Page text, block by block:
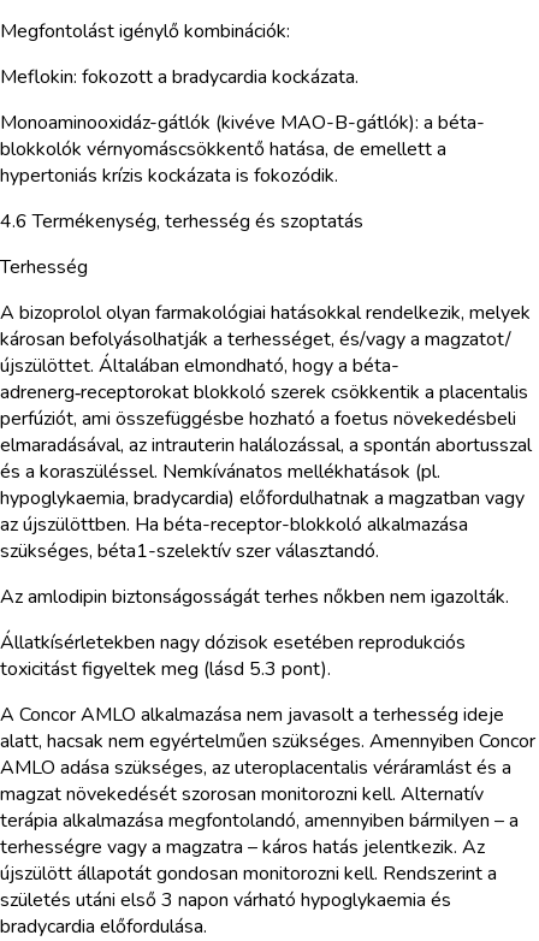
Megfontolást igénylő kombinációk:
Meflokin: fokozott a bradycardia kockázata.
Monoaminooxidáz-gátlók (kivéve MAO-B-gátlók): a béta-
blokkolók vérnyomáscsökkentő hatása, de emellett a
hypertoniás krízis kockázata is fokozódik.
4.6 Termékenység, terhesség és szoptatás
Terhesség
A bizoprolol olyan farmakológiai hatásokkal rendelkezik, melyek
károsan befolyásolhatják a terhességet, és/vagy a magzatot/
újszülöttet. Általában elmondható, hogy a béta-
adrenerg‑receptorokat blokkoló szerek csökkentik a placentalis
perfúziót, ami összefüggésbe hozható a foetus növekedésbeli
elmaradásával, az intrauterin halálozással, a spontán abortusszal
és a koraszüléssel. Nemkívánatos mellékhatások (pl.
hypoglykaemia, bradycardia) előfordulhatnak a magzatban vagy
az újszülöttben. Ha béta-receptor-blokkoló alkalmazása
szükséges, béta1-szelektív szer választandó.
Az amlodipin biztonságosságát terhes nőkben nem igazolták.
Állatkísérletekben nagy dózisok esetében reprodukciós
toxicitást figyeltek meg (lásd 5.3 pont).
A Concor AMLO alkalmazása nem javasolt a terhesség ideje
alatt, hacsak nem egyértelműen szükséges. Amennyiben Concor
AMLO adása szükséges, az uteroplacentalis véráramlást és a
magzat növekedését szorosan monitorozni kell. Alternatív
terápia alkalmazása megfontolandó, amennyiben bármilyen – a
terhességre vagy a magzatra – káros hatás jelentkezik. Az
újszülött állapotát gondosan monitorozni kell. Rendszerint a
születés utáni első 3 napon várható hypoglykaemia és
bradycardia előfordulása.